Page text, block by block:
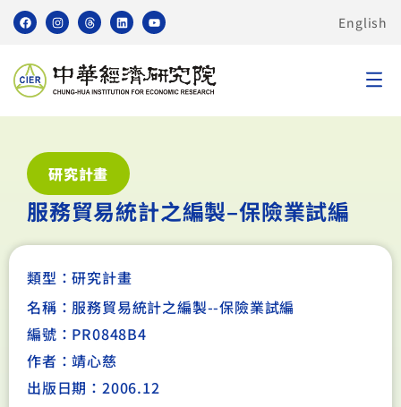
English
研究計畫
服務貿易統計之編製–保險業試編
類型：研究計畫
名稱：服務貿易統計之編製--保險業試編
編號：PR0848B4
作者：靖心慈
出版日期：2006.12